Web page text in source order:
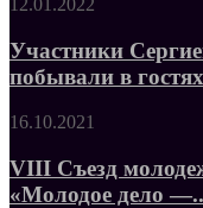
Участники
побывали в
16.10.2021
VIII Съезд
«Молодое дело